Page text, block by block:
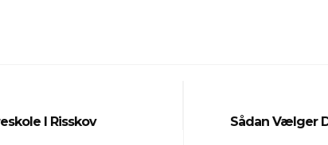
I Risskov
Sådan Vælger